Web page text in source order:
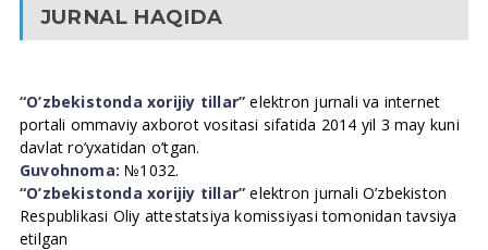
JURNAL HAQIDA
“O’zbekistonda xorijiy tillar” elektron jurnali va internet
portali ommaviy axborot vositasi sifatida 2014 yil 3 may kuni
davlat ro’yxatidan o’tgan.
Guvohnoma: №1032.
“O’zbekistonda xorijiy tillar” elektron jurnali O’zbekiston
Respublikasi Oliy attestatsiya komissiyasi tomonidan tavsiya
etilgan